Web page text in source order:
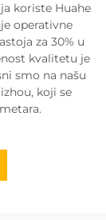
koriste Huahe
operativne
za 30% u
kvalitetu je
smo na našu
koji se